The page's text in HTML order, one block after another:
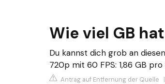
Wie viel GB
Du kannst dich grob an
720p mit 60 FPS: 1,86 GB
Antrag auf Entfernung der Quelle |